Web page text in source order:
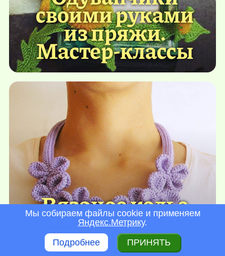
своими руками
из пряжи.
Мастер-классы
Вязаное колье
крючком с
цветами. Схема
Мы собираем файлы cookie и применяем
Яндекс.Метрику.
Подробнее
ПРИНЯТЬ